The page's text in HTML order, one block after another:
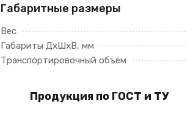
Габаритные размеры
Вес
Габариты ДхШхВ, мм
Транспортировочный объём
Продукция по ГОСТ и ТУ